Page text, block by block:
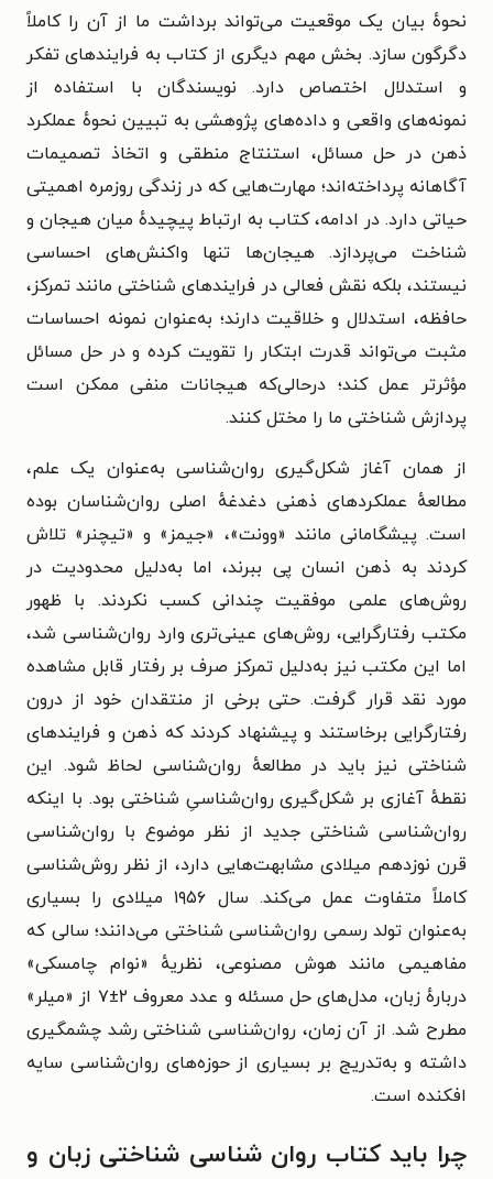
نحوهٔ بیان یک موقعیت می‌تواند برداشت ما از آن را کاملاً
دگرگون سازد. بخش مهم دیگری از کتاب به فرایندهای تفکر
و استدلال اختصاص دارد. نویسندگان با استفاده از
نمونه‌های واقعی و داده‌های پژوهشی به تبیین نحوهٔ عملکرد
ذهن در حل مسائل، استنتاج منطقی و اتخاذ تصمیمات
آگاهانه پرداخته‌اند؛ مهارت‌هایی که در زندگی روزمره اهمیتی
حیاتی دارد. در ادامه، کتاب به ارتباط پیچیدهٔ میان هیجان و
شناخت می‌پردازد. هیجان‌ها تنها واکنش‌های احساسی
نیستند، بلکه نقش فعالی در فرایندهای شناختی مانند تمرکز،
حافظه، استدلال و خلاقیت دارند؛ به‌عنوان نمونه احساسات
مثبت می‌تواند قدرت ابتکار را تقویت کرده و در حل مسائل
مؤثرتر عمل کند؛ درحالی‌که هیجانات منفی ممکن است
پردازش شناختی ما را مختل کنند.
از همان آغاز شکل‌گیری روان‌شناسی به‌عنوان یک علم،
مطالعهٔ عملکردهای ذهنی دغدغهٔ اصلی روان‌شناسان بوده
است. پیشگامانی مانند «وونت»، «جیمز» و «تیچنر» تلاش
کردند به ذهن انسان پی ببرند، اما به‌دلیل محدودیت در
روش‌های علمی موفقیت چندانی کسب نکردند. با ظهور
مکتب رفتارگرایی، روش‌های عینی‌تری وارد روان‌شناسی شد،
اما این مکتب نیز به‌دلیل تمرکز صرف بر رفتار قابل مشاهده
مورد نقد قرار گرفت. حتی برخی از منتقدان خود از درون
رفتارگرایی برخاستند و پیشنهاد کردند که ذهن و فرایندهای
شناختی نیز باید در مطالعهٔ روان‌شناسی لحاظ شود. این
نقطهٔ آغازی بر شکل‌گیری روان‌شناسیِ شناختی بود. با اینکه
روان‌شناسی شناختی جدید از نظر موضوع با روان‌شناسی
قرن نوزدهم میلادی مشابهت‌هایی دارد، از نظر روش‌شناسی
کاملاً متفاوت عمل می‌کند. سال ۱۹۵۶ میلادی را بسیاری
به‌عنوان تولد رسمی روان‌شناسی شناختی می‌دانند؛ سالی که
مفاهیمی مانند هوش مصنوعی، نظریهٔ «نوام چامسکی»
دربارهٔ زبان، مدل‌های حل مسئله و عدد معروف ۲±۷ از «میلر»
مطرح شد. از آن زمان، روان‌شناسی شناختی رشد چشمگیری
داشته و به‌تدریج بر بسیاری از حوزه‌های روان‌شناسی سایه
افکنده است.
چرا باید کتاب روان‌ شناسی شناختی زبان و